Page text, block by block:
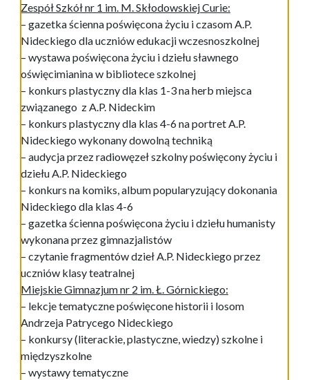
Zespół Szkół nr 1 im. M. Skłodowskiej Curie:
– gazetka ścienna poświęcona życiu i czasom A.P.
Nideckiego dla uczniów edukacji wczesnoszkolnej
– wystawa poświęcona życiu i dziełu sławnego
oświęcimianina w bibliotece szkolnej
– konkurs plastyczny dla klas 1-3 na herb miejsca
związanego z A.P. Nideckim
– konkurs plastyczny dla klas 4-6 na portret A.P.
Nideckiego wykonany dowolną techniką
– audycja przez radiowęzeł szkolny poświęcony życiu i
dziełu A.P. Nideckiego
– konkurs na komiks, album popularyzujący dokonania
Nideckiego dla klas 4-6
– gazetka ścienna poświęcona życiu i dziełu humanisty
wykonana przez gimnazjalistów
– czytanie fragmentów dzieł A.P. Nideckiego przez
uczniów klasy teatralnej
Miejskie Gimnazjum nr 2 im. Ł. Górnickiego:
– lekcje tematyczne poświęcone historii i losom
Andrzeja Patrycego Nideckiego
– konkursy (literackie, plastyczne, wiedzy) szkolne i
międzyszkolne
– wystawy tematyczne